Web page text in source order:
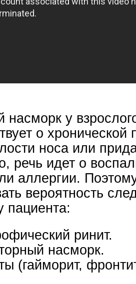
насморк у
о хронической
носа или
речь идет о
аллергии.
вероятность
пациента:
ринит.
насморк.
(гайморит,